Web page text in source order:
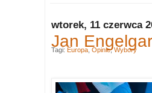
wtorek, 11 czerwca
Jan
Tagi: Europa Opinie,Wybory